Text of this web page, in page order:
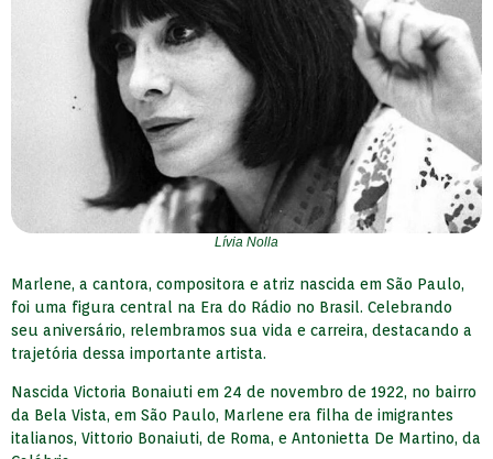
Lívia Nolla
Marlene, a cantora, compositora e atriz nascida em São Paulo,
foi uma figura central na Era do Rádio no Brasil. Celebrando
seu aniversário, relembramos sua vida e carreira, destacando a
trajetória dessa importante artista.
Nascida Victoria Bonaiuti em 24 de novembro de 1922, no bairro
da Bela Vista, em São Paulo, Marlene era filha de imigrantes
italianos, Vittorio Bonaiuti, de Roma, e Antonietta De Martino, da